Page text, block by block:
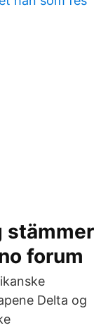
stämmer
forum
Delta og